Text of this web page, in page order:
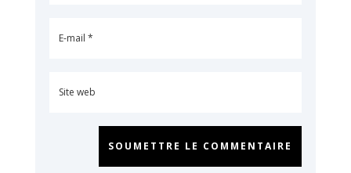
SOUMETTRE LE COMMENTAIRE